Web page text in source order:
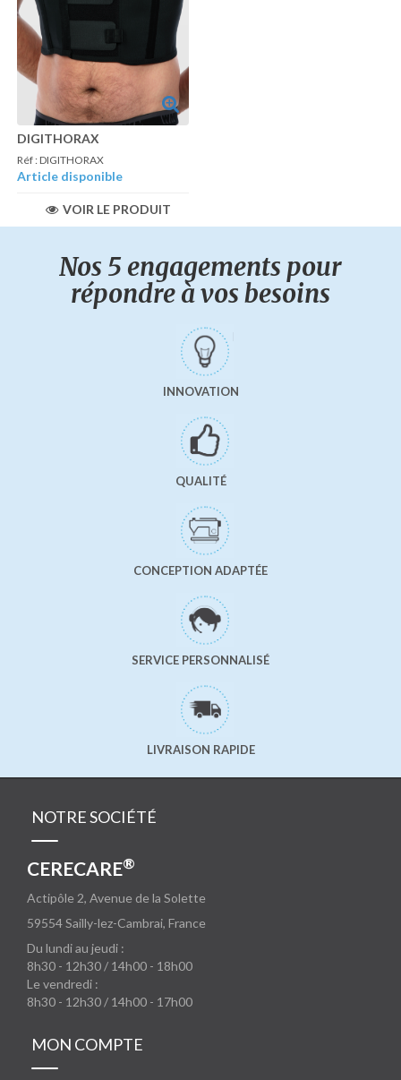
DIGITHORAX
Réf : DIGITHORAX
Article disponible
VOIR LE PRODUIT
Nos 5 engagements pour
répondre à vos besoins
INNOVATION
QUALITÉ
CONCEPTION ADAPTÉE
SERVICE PERSONNALISÉ
LIVRAISON RAPIDE
NOTRE SOCIÉTÉ
CERECARE®
Actipôle 2, Avenue de la Solette
59554Sailly-lez-Cambrai, France
Du lundi au jeudi :
8h30 - 12h30 / 14h00 - 18h00
Le vendredi :
8h30 - 12h30 / 14h00 - 17h00
MON COMPTE